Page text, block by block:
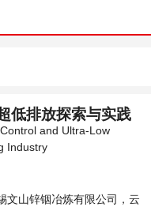
低排放探索与实践
and Ultra-Low
Industry
文山锌铟冶炼有限公司，云